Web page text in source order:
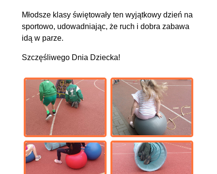
Młodsze klasy świętowały ten wyjątkowy dzień na
sportowo, udowadniając, że ruch i dobra zabawa
idą w parze.
Szczęśliwego Dnia Dziecka!